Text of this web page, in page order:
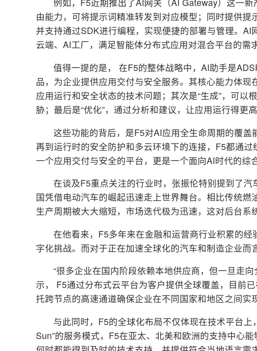
由能力，可将提示词精准转发到对应模型；同时提供提
并支持通过SDK进行编程，实现便捷的部署与管理。AI
云端、AI工厂，满足智能体分布式应用对混合平台的需求
值得一提的是， 在F5的整体战略中，AI助手是
品，为企业提供应用交付与安全服务。其核心能力体现
应用运行和安全状态的技术问题；其次是“生成”，可以
胁；最后是“优化”，通过分析和建议，让应用运行得更高
这些功能的背后，是F5对AI应用全生命周期的覆盖
再到运行时的安全防护和多云环境下的连接，F5都通
一个应用交付与安全的平台，更是一个面向AI时代的综
在谈及F5重点关注的行业时，张振伦特别提到了
国凭借电动汽车的崛起迅速走上世界舞台。相比传统
生产周期被大大缩短，市场迭代极为迅速，这对后台系
在他看来，F5多年来在金融和运营商行业积累的
字化挑战。而对于正在加速全球化的汽车和制造企业而
“很多企业在国内阶段依赖本地供应商，但一旦走
示， F5通过分布式云平台为客户提供全球覆盖，目前
托跨节点的高速通道确保企业在不同国家和地区之间实
与此同时，F5的全球化布局不仅体现在技术平台
Sun”的服务模式，F5在亚太、北美和欧洲的支持中心